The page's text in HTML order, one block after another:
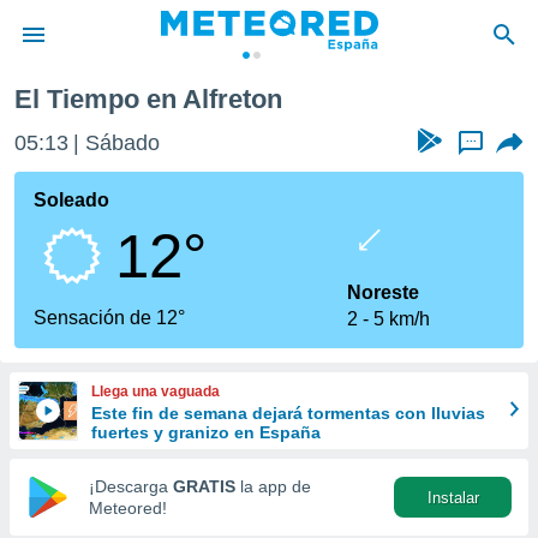
de
por
que se
calidad.
a este
las
y
forma
digital
basada
El Tiempo en Alfreton
05:13 Sábado ...
Soleado
12°
Sensación de 12°
Noreste
2
5 km/h
Llega una vaguada
Este fin de semana dejará tormentas con lluvias
fuertes y granizo en España
¡Descarga GRATIS la app de
Meteored!
Instalar